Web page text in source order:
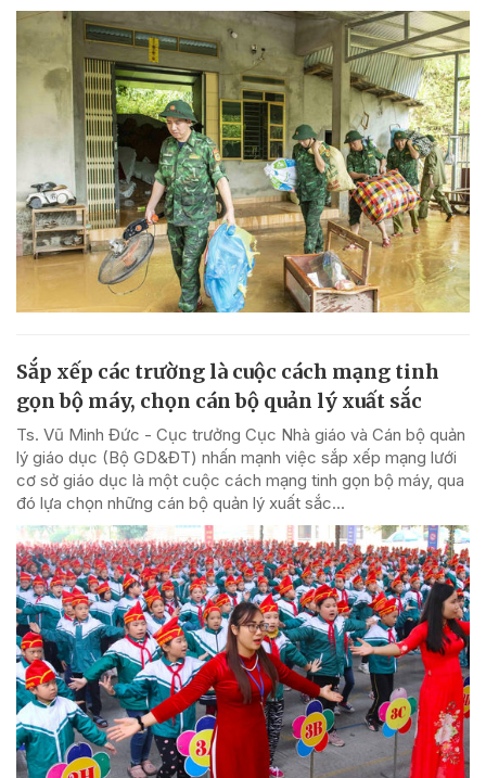
Sắp xếp các trường là cuộc cách mạng tinh
gọn bộ máy, chọn cán bộ quản lý xuất sắc
Ts. Vũ Minh Đức - Cục trưởng Cục Nhà giáo và Cán bộ quản
lý giáo dục (Bộ GD&ĐT) nhấn mạnh việc sắp xếp mạng lưới
cơ sở giáo dục là một cuộc cách mạng tinh gọn bộ máy, qua
đó lựa chọn những cán bộ quản lý xuất sắc...